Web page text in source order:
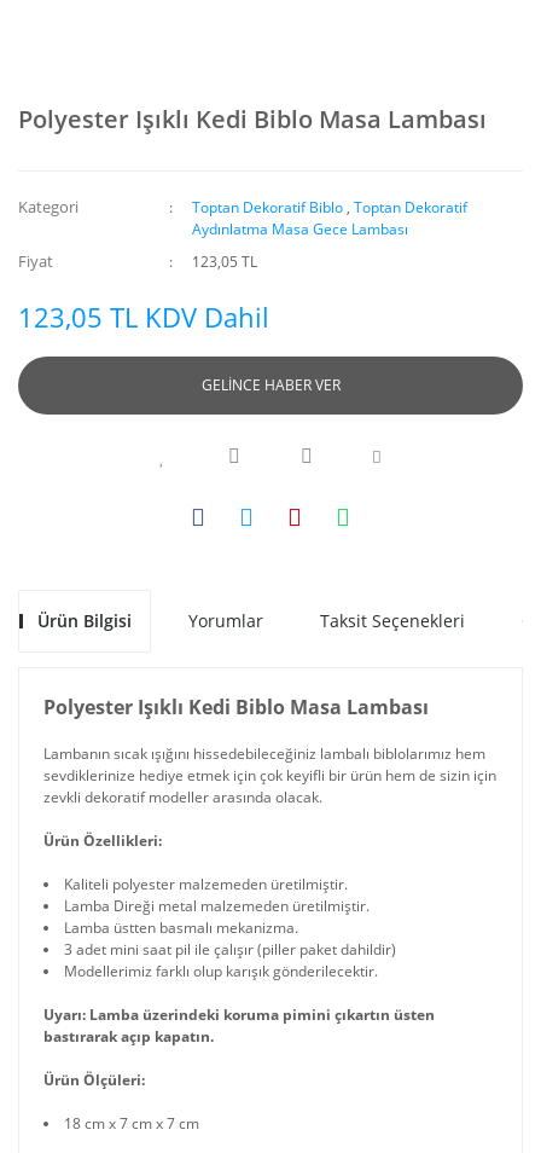
Polyester Işıklı Kedi Biblo Masa Lambası
Kategori Toptan Dekoratif Biblo ,Toptan Dekoratif
Aydınlatma Masa Gece Lambası
Fiyat 123,05 TL
123,05 TL KDV Dahil
GELİNCE HABER VER
Ürün Bilgisi Yorumlar Taksit Seçenekleri
Polyester Işıklı Kedi Biblo Masa Lambası
Lambanın sıcak ışığını hissedebileceğiniz lambalı biblolarımız hem
sevdiklerinize hediye etmek için çok keyifli bir ürün hem de sizin için
zevkli dekoratif modeller arasında olacak.
Ürün Özellikleri:
Kaliteli polyester malzemeden üretilmiştir.
Lamba Direği metal malzemeden üretilmiştir.
Lamba üstten basmalı mekanizma.
3 adet mini saat pil ile çalışır (piller paket dahildir)
Modellerimiz farklı olup karışık gönderilecektir.
Uyarı: Lamba üzerindeki koruma pimini çıkartın üsten
bastırarak açıp kapatın.
Ürün Ölçüleri:
18 cm x 7 cm x 7 cm